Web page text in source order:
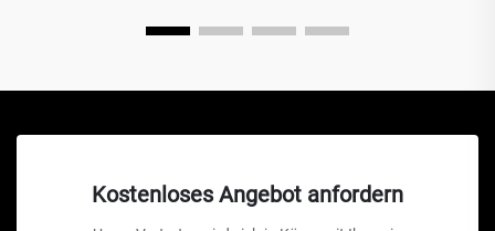
Kostenloses Angebot anfordern